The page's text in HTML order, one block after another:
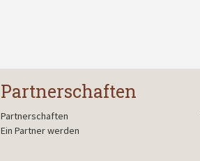
Partnerschaften
Partnerschaften
Ein Partner werden